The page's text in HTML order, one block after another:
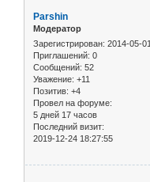
Parshin
Модератор
Зарегистрирован: 2014-05-01
Приглашений: 0
Сообщений: 52
Уважение: +11
Позитив: +4
Провел на форуме:
5 дней 17 часов
Последний визит:
2019-12-24 18:27:55